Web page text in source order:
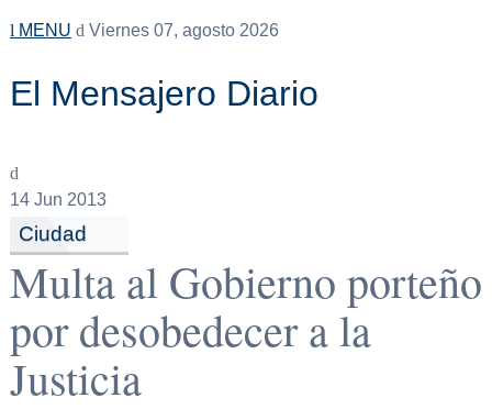
MENU Viernes 07, agosto 2026
El Mensajero Diario
14Jun 2013
Ciudad
Multa al Gobierno porteño
por desobedecer a la
Justicia